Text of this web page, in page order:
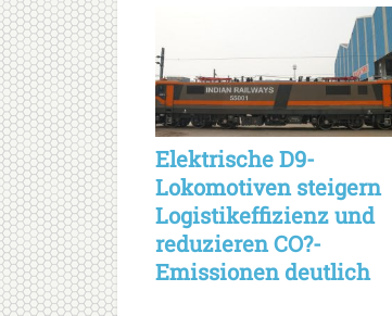
Elektrische D9-
Lokomotiven steigern
Logistikeffizienz und
reduzieren CO?-
Emissionen deutlich